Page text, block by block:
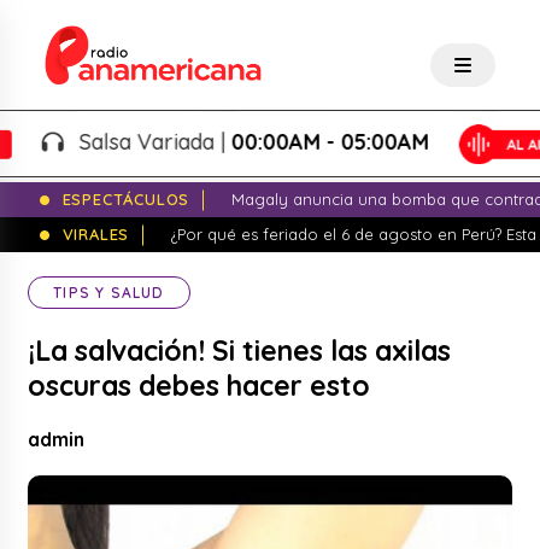
Salsa Variada |00:00AM - 05:00AM
ESPECTÁCULOS
Magaly anuncia una bomba que
VIRALES
¿Por qué es feriado el 6 de agosto en Perú?
TIPS Y SALUD
¡La salvación! Si tienes las axilas
oscuras debes hacer esto
admin